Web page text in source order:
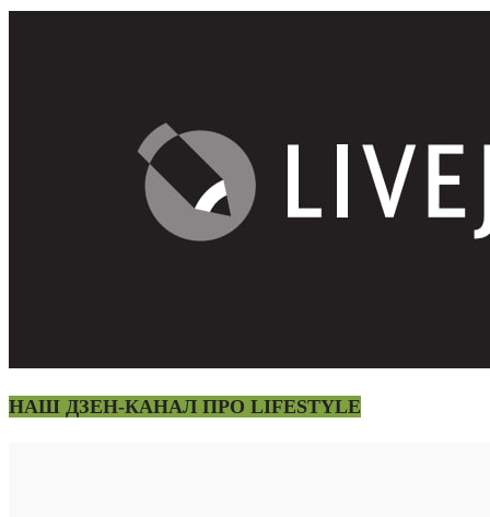
НАШ ДЗЕН-КАНАЛ ПРО LIFESTYLE